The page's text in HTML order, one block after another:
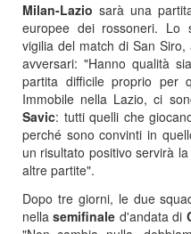
Milan-Lazio sarà una
europee dei rossoneri.
vigilia del match di San
avversari: "Hanno qualità
partita difficile proprio per
Immobile nella Lazio, ci
Savic: tutti quelli che
perché sono convinti in
un risultato positivo servirà
altre partite".
Dopo tre giorni, le due
nellasemifinale d'andata di